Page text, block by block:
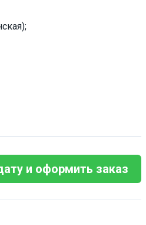
и оформить заказ